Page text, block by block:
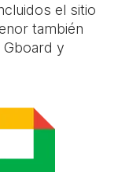
el sitio
también
Gboard y